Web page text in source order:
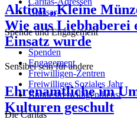
Aktion „Kleine
Wie aus Liebhaberei
Einsatz wurde
Sensibel sein für andere
Ehrenamtliche im
Kulturen geschult
Glossar
Spende und Engagement
Spenden
Engagement
Freiwilligen-Zentren
Freiwilliges Soziales Jahr
Bundesfreiwilligendienst
Die Caritas